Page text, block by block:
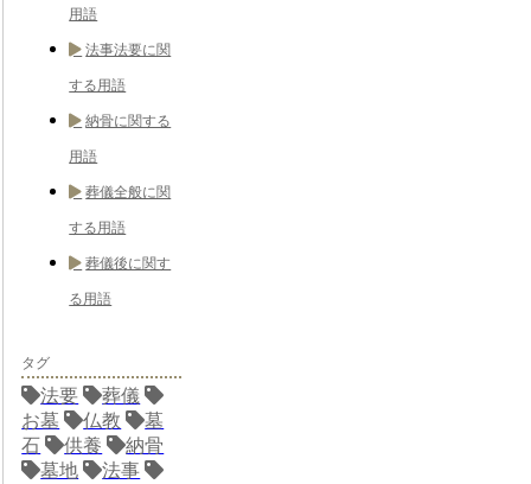
用語
法事法要に関
する用語
納骨に関する
用語
葬儀全般に関
する用語
葬儀後に関す
る用語
タグ
法要
葬儀
お墓
仏教
墓
石
供養
納骨
墓地
法事